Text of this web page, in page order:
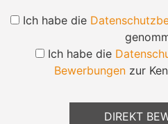
Ich habe die
Ich habe die
Bewerbungenzur
DIREKT